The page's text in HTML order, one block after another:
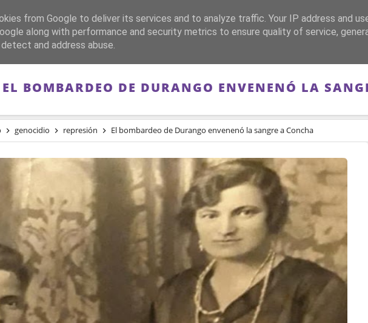
REPÚBLICA FRANQUISMO GUERRA DE ESPAÑA MEMORIA
EL BOMBARDEO DE DURANGO ENVENENÓ LA
genocidio represión El bombardeo de Durango envenenó la sangre a Concha
from Google to deliver its services and to analyze traffic. Your IP address and
along with performance and security metrics to ensure quality of service,
and address abuse.